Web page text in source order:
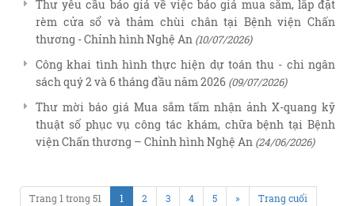
Thư yêu cầu báo giá về việc báo giá mua sắm, lắp đặt
rèm cửa sổ và thảm chùi chân tại Bệnh viện Chấn
thương - Chỉnh hình Nghệ An (10/07/2026)
Công khai tình hình thực hiện dự toán thu - chi ngân
sách quý 2 và 6 tháng đầu năm 2026 (09/07/2026)
Thư mời báo giá Mua sắm tấm nhận ảnh X-quang kỹ
thuật số phục vụ công tác khám, chữa bệnh tại Bệnh
viện Chấn thương – Chỉnh hình Nghệ An (24/06/2026)
Trang 1 trong 51 1 2 3 4 5 » Trang cuối